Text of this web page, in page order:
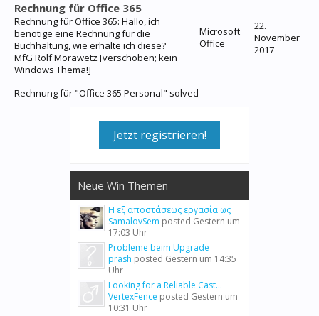
Rechnung für Office 365
Rechnung für Office 365: Hallo, ich
benötige eine Rechnung für die
Buchhaltung, wie erhalte ich diese?
MfG Rolf Morawetz [verschoben; kein
Windows Thema!]
Microsoft
Office
22.
November
2017
Rechnung für "Office 365 Personal" solved
Jetzt registrieren!
Neue Win Themen
Η εξ αποστάσεως εργασία ως
SamalovSem posted Gestern um
17:03 Uhr
Probleme beim Upgrade
prash posted Gestern um 14:35
Uhr
Looking for a Reliable Cast...
VertexFence posted Gestern um
10:31 Uhr